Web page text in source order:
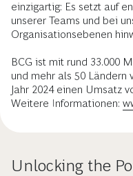
einzigartig: Es setzt auf
unserer Teams und bei
Organisationsebenen
BCG ist mit rund 33.000
und mehr als 50
Jahr 2024 einen Umsatz
Weitere Informationen:
Unlocking the